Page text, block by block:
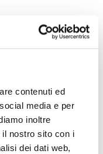
contenuti ed
media e per
inoltre
nostro sito con i
dei dati web,